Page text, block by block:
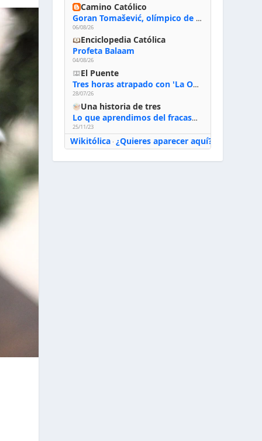
Camino Católico
Goran Tomašević, olímpico de waterpolo: «Al terminar el Camino de Santiago entregué mi vida a Cristo; hablé con Dios y le dije: ‘Estoy listo; estoy a tu servicio. Puedo llevar lo que sea necesario para ti’»
06/08/26
Enciclopedia Católica
Profeta Balaam
04/08/26
El Puente
Tres horas atrapado con 'La Odisea' de Nolan
28/07/26
Una historia de tres
Lo que aprendimos del fracaso al emprender
25/11/23
Wikitólica· ¿Quieres aparecer aquí?